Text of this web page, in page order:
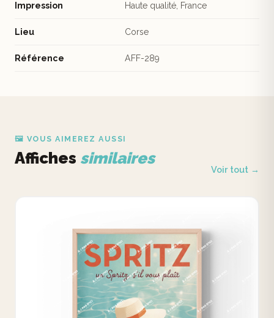
Impression Haute qualité, France
Lieu Corse
Référence AFF-289
🖼️ VOUS AIMEREZ AUSSI
Affiches similaires
Voir tout →